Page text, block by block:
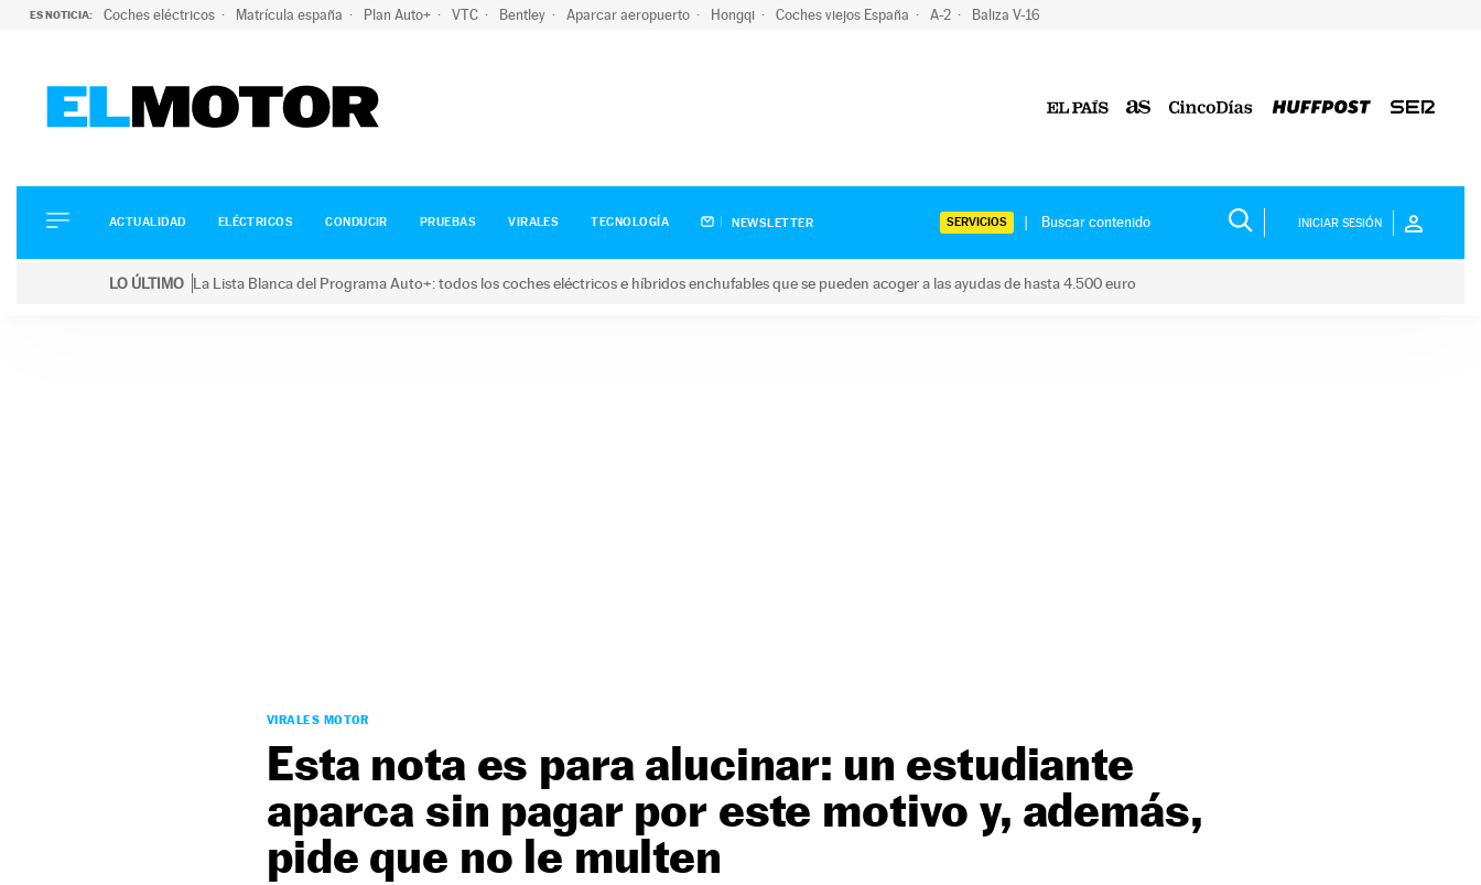
ES NOTICIA: Coches eléctricos Matrícula españa Plan Auto+ VTC Bentley Aparcar aeropuerto Hongqi Coches viejos España A-2 Baliza V-16
ELÉCTRICOS
CONDUCIR
ACTUALIDAD ELÉCTRICOS CONDUCIR PRUEBAS VIRALES TECNOLOGÍA NEWSLETTER SERVICIOS INICIAR SESIÓN
LO ÚLTIMO La Lista Blanca del Programa Auto+: todos los coches eléctricos e híbridos enchufables que se pueden acoger a las ayudas de hasta 4.500 euro
VIRALES MOTOR
Esta nota es para alucinar: un estudiante
aparca sin pagar por este motivo y, además,
pide que no le multen